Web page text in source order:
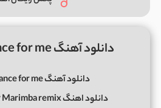
دانلود آهنگ dance for me ریمیکس
دانلود آهنگ dance for me ریمیکس
دانلود اهنگ Dance Monkey Marimba remix